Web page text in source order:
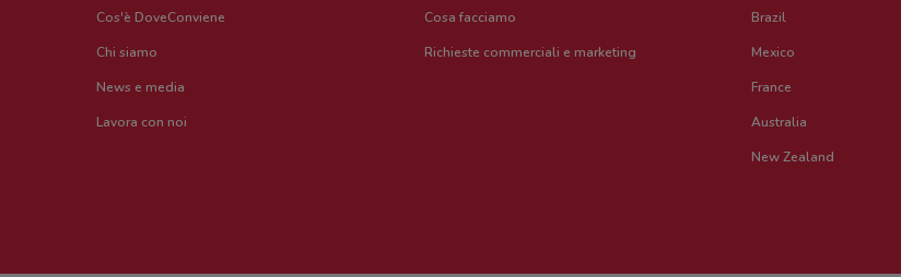
Cos'è DoveConviene
Chi siamo
News e media
Lavora con noi
Cosa facciamo
Richieste commerciali e marketing
Brazil
Mexico
France
Australia
New Zealand